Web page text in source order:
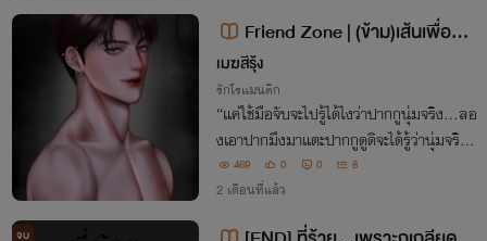
Friend Zone | (ข้าม)เส้นเพื่อนส
นิทหมวย xพีท
เมฆสีรุ้ง
รักโรแมนติก
“แค่ใช้มือจับจะไปรู้ได้ไงว่าปากกูนุ่มจริง…ลอ
งเอาปากมึงมาแตะปากกูดูดิจะได้รู้ว่านุ่มจริง
มั้ย?”
469 0 0 8
2 เดือนที่แล้ว
จบ